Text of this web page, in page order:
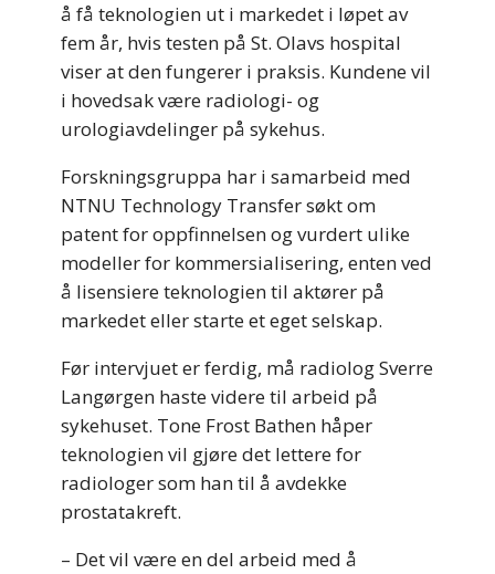
å få teknologien ut i markedet i løpet av
fem år, hvis testen på St. Olavs hospital
viser at den fungerer i praksis. Kundene vil
i hovedsak være radiologi- og
urologiavdelinger på sykehus.
Forskningsgruppa har i samarbeid med
NTNU Technology Transfer søkt om
patent for oppfinnelsen og vurdert ulike
modeller for kommersialisering, enten ved
å lisensiere teknologien til aktører på
markedet eller starte et eget selskap.
Før intervjuet er ferdig, må radiolog Sverre
Langørgen haste videre til arbeid på
sykehuset. Tone Frost Bathen håper
teknologien vil gjøre det lettere for
radiologer som han til å avdekke
prostatakreft.
– Det vil være en del arbeid med å